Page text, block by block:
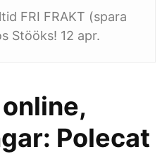
FRI FRAKT (spara
Stööks! 12 apr.
Polecat